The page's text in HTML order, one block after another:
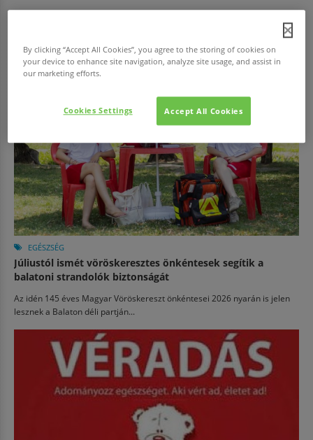
EGÉSZSÉG
Júliustól ismét vöröskeresztes önkéntesek segítik a
balatoni strandolók biztonságát
Az idén 145 éves Magyar Vöröskereszt önkéntesei 2026 nyarán is jelen
lesznek a Balaton déli partján...
By clicking “Accept All Cookies”, you agree to the storing of cookies on
your device to enhance site navigation, analyze site usage, and assist in
our marketing efforts.
Accept All Cookies
Cookies Settings